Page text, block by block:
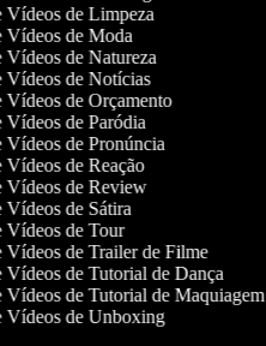
Vídeos de Limpeza
Vídeos de Moda
Vídeos de Natureza
Vídeos de Notícias
Vídeos de Orçamento
Vídeos de Paródia
Vídeos de Pronúncia
Vídeos de Reação
Vídeos de Review
Vídeos de Sátira
Vídeos de Tour
Vídeos de Trailer de Filme
Vídeos de Tutorial de Dança
Vídeos de Tutorial de Maquiagem
Vídeos de Unboxing